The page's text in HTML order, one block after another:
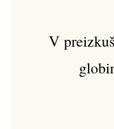
V